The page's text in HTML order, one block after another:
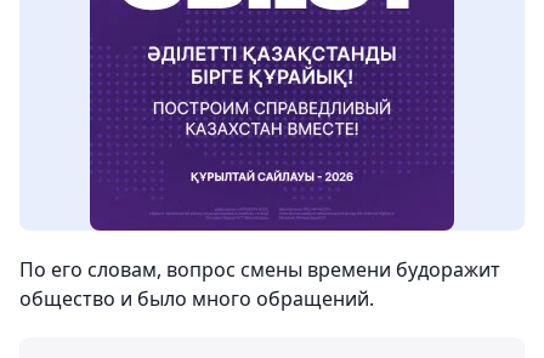
По его словам, вопрос смены времени будоражит
общество и было много обращений.